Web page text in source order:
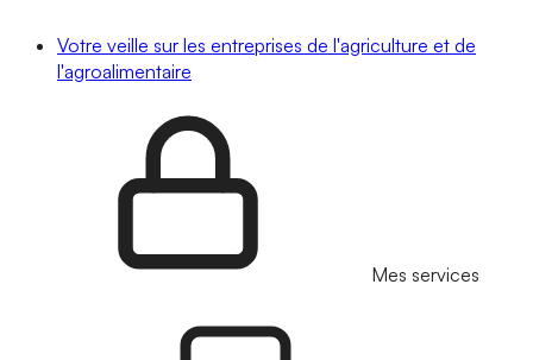
Votre veille sur les entreprises de l'agriculture et de
l'agroalimentaire
Mes services